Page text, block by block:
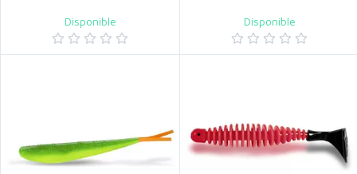
Disponible Disponible